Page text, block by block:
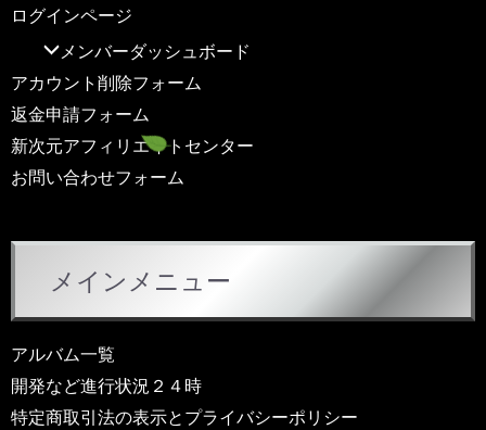
ログインページ
メンバーダッシュボード
アカウント削除フォーム
返金申請フォーム
新次元アフィリエイトセンター
お問い合わせフォーム
メインメニュー
アルバム一覧
開発など進行状況２４時
特定商取引法の表示とプライバシーポリシー